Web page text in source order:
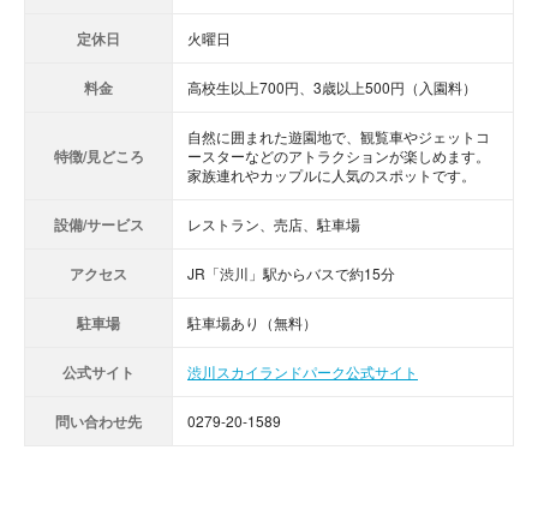
定休日 火曜日
料金 高校生以上700円、3歳以上500円（入園料）
特徴/見どころ
自然に囲まれた遊園地で、観覧車やジェットコ
ースターなどのアトラクションが楽しめます。
家族連れやカップルに人気のスポットです。
設備/サービス レストラン、売店、駐車場
アクセス JR「渋川」駅からバスで約15分
駐車場 駐車場あり（無料）
公式サイト 渋川スカイランドパーク公式サイト
問い合わせ先 0279-20-1589